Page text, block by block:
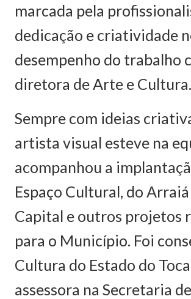
marcada pela
dedicação e criatividade
desempenho do trabalho
diretora de Arte e Cultura.
Sempre com ideias
artista visual esteve na
acompanhou a
Espaço Cultural, do Arraiá
Capital e outros projetos
para o Município. Foi
Cultura do Estado do
assessora na Secretaria